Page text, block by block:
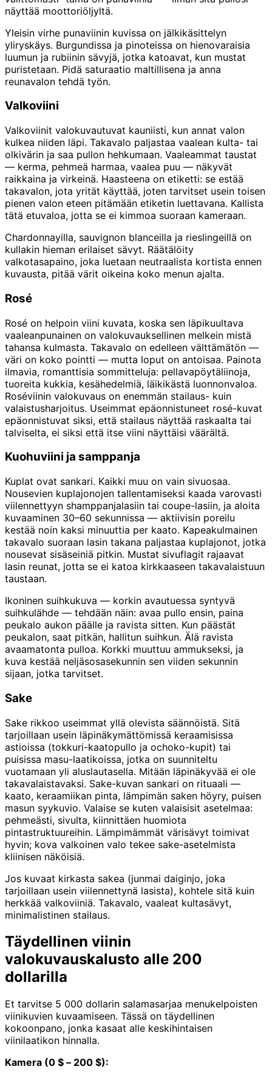
näyttää moottoriöljyltä.
Yleisin virhe punaviinin kuvissa on jälkikäsittelyn
yliryskäys. Burgundissa ja pinoteissa on hienovaraisia
luumun ja rubiinin sävyjä, jotka katoavat, kun mustat
puristetaan. Pidä saturaatio maltillisena ja anna
reunavalon tehdä työn.
Valkoviini
Valkoviinit valokuvautuvat kauniisti, kun annat valon
kulkea niiden läpi. Takavalo paljastaa vaalean kulta- tai
olkivärin ja saa pullon hehkumaan. Vaaleammat taustat
— kerma, pehmeä harmaa, vaalea puu — näkyvät
raikkaina ja virkeinä. Haasteena on etiketti: se estää
takavalon, jota yrität käyttää, joten tarvitset usein toisen
pienen valon eteen pitämään etiketin luettavana. Kallista
tätä etuvaloa, jotta se ei kimmoa suoraan kameraan.
Chardonnayilla, sauvignon blanceilla ja rieslingeillä on
kullakin hieman erilaiset sävyt. Räätälöity
valkotasapaino, joka luetaan neutraalista kortista ennen
kuvausta, pitää värit oikeina koko menun ajalta.
Rosé
Rosé on helpoin viini kuvata, koska sen läpikuultava
vaaleanpunainen on valokuvauksellinen melkein mistä
tahansa kulmasta. Takavalo on edelleen välttämätön —
väri on koko pointti — mutta loput on antoisaa. Painota
ilmavia, romanttisia sommitteluja: pellavapöytäliinoja,
tuoreita kukkia, kesähedelmiä, läikikästä luonnonvaloa.
Roséviinin valokuvaus on enemmän stailaus- kuin
valaistusharjoitus. Useimmat epäonnistuneet rosé-kuvat
epäonnistuvat siksi, että stailaus näyttää raskaalta tai
talviselta, ei siksi että itse viini näyttäisi väärältä.
Kuohuviini ja samppanja
Kuplat ovat sankari. Kaikki muu on vain sivuosaa.
Nousevien kuplajonojen tallentamiseksi kaada varovasti
viilennettyyn shamppanjalasiin tai coupe-lasiin, ja aloita
kuvaaminen 30–60 sekunnissa — aktiivisin poreilu
kestää noin kaksi minuuttia per kaato. Kapeakulmainen
takavalo suoraan lasin takana paljastaa kuplajonot, jotka
nousevat sisäseiniä pitkin. Mustat sivuflagit rajaavat
lasin reunat, jotta se ei katoa kirkkaaseen takavalaistuun
taustaan.
Ikoninen suihkukuva — korkin avautuessa syntyvä
suihkulähde — tehdään näin: avaa pullo ensin, paina
peukalo aukon päälle ja ravista sitten. Kun päästät
peukalon, saat pitkän, hallitun suihkun. Älä ravista
avaamatonta pulloa. Korkki muuttuu ammukseksi, ja
kuva kestää neljäsosasekunnin sen viiden sekunnin
sijaan, jotka tarvitset.
Sake
Sake rikkoo useimmat yllä olevista säännöistä. Sitä
tarjoillaan usein läpinäkymättömissä keraamisissa
astioissa (tokkuri-kaatopullo ja ochoko-kupit) tai
puisissa masu-laatikoissa, jotka on suunniteltu
vuotamaan yli aluslautasella. Mitään läpinäkyvää ei ole
takavalaistavaksi. Sake-kuvan sankari on rituaali —
kaato, keraamiikan pinta, lämpimän saken höyry, puisen
masun syykuvio. Valaise se kuten valaisisit asetelmaa:
pehmeästi, sivulta, kiinnittäen huomiota
pintastruktuureihin. Lämpimämmät värisävyt toimivat
hyvin; kova valkoinen valo tekee sake-asetelmista
kliinisen näköisiä.
Jos kuvaat kirkasta sakea (junmai daiginjo, joka
tarjoillaan usein viilennettynä lasista), kohtele sitä kuin
herkkää valkoviiniä. Takavalo, vaaleat kultasävyt,
minimalistinen stailaus.
Täydellinen viinin
valokuvauskalusto alle 200
dollarilla
Et tarvitse 5 000 dollarin salamasarjaa menukelpoisten
viinikuvien kuvaamiseen. Tässä on täydellinen
kokoonpano, jonka kasaat alle keskihintaisen
viinilaatikon hinnalla.
Kamera (0 $ – 200 $):